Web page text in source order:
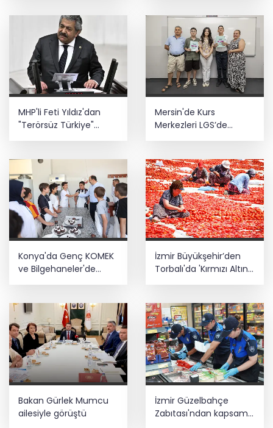
MHP'li Feti Yıldız'dan
"Terörsüz Türkiye"
sonuç üretecek
Mersin'de Kurs
Merkezleri LGS’de
Konya'da Genç KOMEK
ve Bilgehaneler'de
eğlenceli yaz
İzmir Büyükşehir’den
Torbalı'da 'Kırmızı Altın'
mesaisi
Bakan Gürlek Mumcu
ailesiyle görüştü
İzmir Güzelbahçe
Zabıtası'ndan kapsamlı